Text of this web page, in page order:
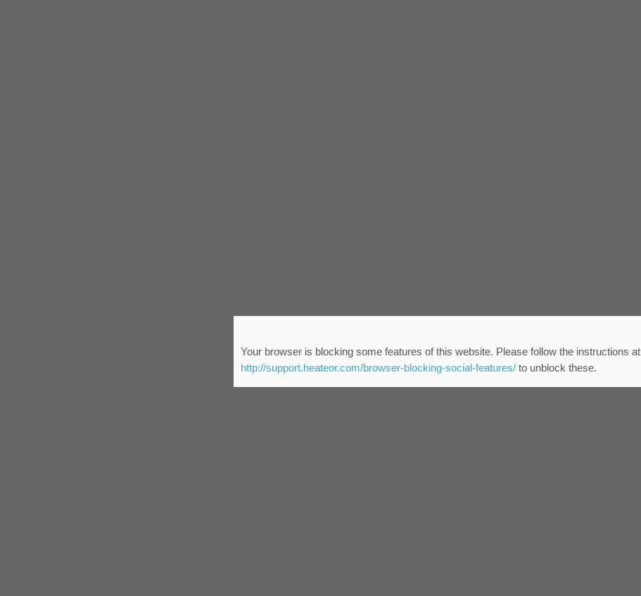
Your browser is blocking some features of this website. Please follow the instructions at
http://support.heateor.com/browser-blocking-social-features/to unblock these.